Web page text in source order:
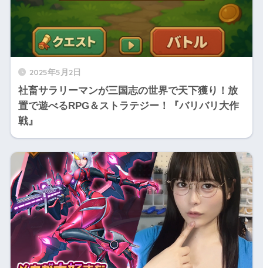
2025年5月2日
社畜サラリーマンが三国志の世界で天下獲り！放
置で遊べるRPG＆ストラテジー！『バリバリ大作
戦』